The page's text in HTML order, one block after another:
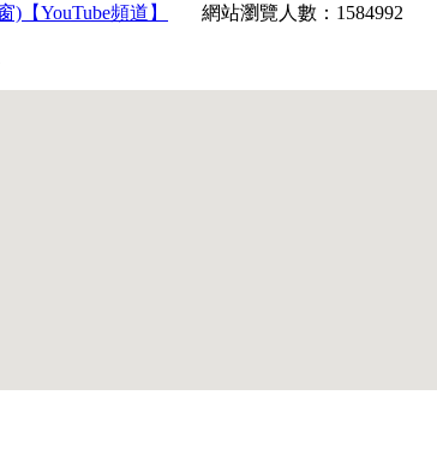
【YouTube頻道】 網站瀏覽人數：1584992